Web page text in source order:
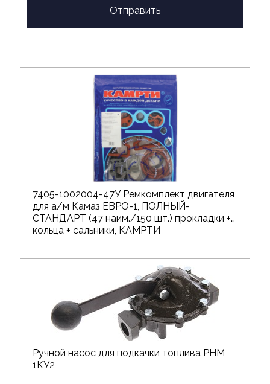
Отправить
7405-1002004-47У Ремкомплект двигателя
для а/м Камаз ЕВРО-1, ПОЛНЫЙ-
СТАНДАРТ (47 наим./150 шт.) прокладки +
кольца + сальники, КАМРТИ
Ручной насос для подкачки топлива РНМ
1КУ2